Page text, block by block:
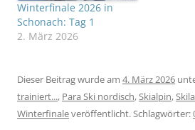
Winterfinale 2026 in
Schonach: Tag 1
2. März 2026
Dieser Beitrag wurde am 4. März 2026
trainiert..., Para Ski nordisch,Skialpin,
Winterfinaleveröffentlicht. Schlagwörter: